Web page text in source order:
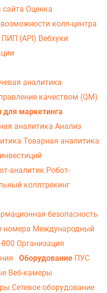
сайта Оценка
возможности колл-центра
ПИП (API) Вебхуки
аналитика
качеством (QM)
для маркетинга
аналитика Анализ
Товарная аналитика
аналитик Робот-
коллтрекинг
безопасность
номера Международный
Организация
Оборудование ПУС
Веб-камеры
Сетевое оборудование